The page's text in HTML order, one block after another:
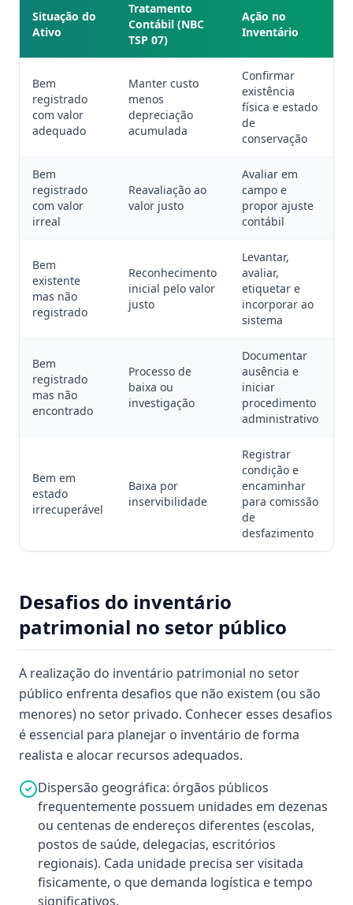
Situação do
Ativo
Tratamento
Contábil (NBC
TSP 07)
Ação no
Inventário
Bem
registrado
com valor
adequado
Manter custo
menos
depreciação
acumulada
Confirmar
existência
física e estado
de
conservação
Bem
registrado
com valor
irreal
Reavaliação ao
valor justo
Avaliar em
campo e
propor ajuste
contábil
Bem
existente
mas não
registrado
Reconhecimento
inicial pelo valor
justo
Levantar,
avaliar,
etiquetar e
incorporar ao
sistema
Bem
registrado
mas não
encontrado
Processo de
baixa ou
investigação
Documentar
ausência e
iniciar
procedimento
administrativo
Bem em
estado
irrecuperável
Baixa por
inservibilidade
Registrar
condição e
encaminhar
para comissão
de
desfazimento
Desafios do inventário
patrimonial no setor público
A realização do inventário patrimonial no setor
público enfrenta desafios que não existem (ou são
menores) no setor privado. Conhecer esses desafios
é essencial para planejar o inventário de forma
realista e alocar recursos adequados.
Dispersão geográfica: órgãos públicos
frequentemente possuem unidades em dezenas
ou centenas de endereços diferentes (escolas,
postos de saúde, delegacias, escritórios
regionais). Cada unidade precisa ser visitada
fisicamente, o que demanda logística e tempo
significativos.